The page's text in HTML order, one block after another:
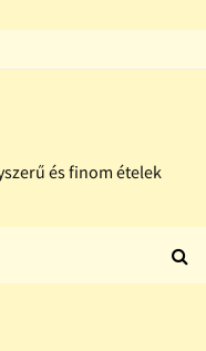
és finom ételek